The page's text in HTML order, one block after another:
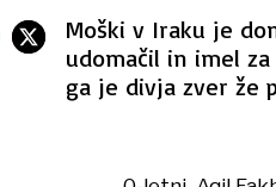
Moški v Iraku je
udomačil in imel
ga je divja zver že